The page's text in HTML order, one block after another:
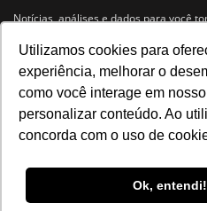
Utilizamos cookies para
experiência, melhorar o
como você interage em
personalizar conteúdo. Ao
concorda com o uso de
Ok, entendi!
Notícias, análises e dados para você
Navegue no site
Últimas notícias Quem somos
Política de privacidade